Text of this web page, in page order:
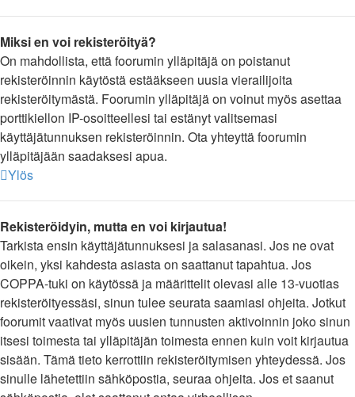
Miksi en voi rekisteröityä?
On mahdollista, että foorumin ylläpitäjä on poistanut
rekisteröinnin käytöstä estääkseen uusia vierailijoita
rekisteröitymästä. Foorumin ylläpitäjä on voinut myös asettaa
porttikiellon IP-osoitteellesi tai estänyt valitsemasi
käyttäjätunnuksen rekisteröinnin. Ota yhteyttä foorumin
ylläpitäjään saadaksesi apua.
Ylös
Rekisteröidyin, mutta en voi kirjautua!
Tarkista ensin käyttäjätunnuksesi ja salasanasi. Jos ne ovat
oikein, yksi kahdesta asiasta on saattanut tapahtua. Jos
COPPA-tuki on käytössä ja määrittelit olevasi alle 13-vuotias
rekisteröityessäsi, sinun tulee seurata saamiasi ohjeita. Jotkut
foorumit vaativat myös uusien tunnusten aktivoinnin joko sinun
itsesi toimesta tai ylläpitäjän toimesta ennen kuin voit kirjautua
sisään. Tämä tieto kerrottiin rekisteröitymisen yhteydessä. Jos
sinulle lähetettiin sähköpostia, seuraa ohjeita. Jos et saanut